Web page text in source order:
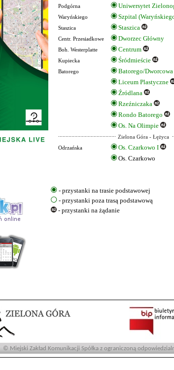
Podgórna Uniwersytet
Waryńskiego Szpital
Staszica Staszica
Centr. Przesiadkowe Dworzec Główny
Boh. Westerplatte Centrum
Kupiecka Śródmieście
Batorego
Batorego/Dworcowa
Liceum Plastyczne
Źródlana
Rzeźniczaka
Rondo Batorego
Os. Na Olimpie
Zielona Góra - Łężyca
Odrzańska
Os. Czarkowo I
Os. Czarkowo
- przystanki na trasie podstawowej
- przystanki poza trasą podstawową
- przystanki na żądanie
© Miejski Zakład Komunikacji Spółka z ograniczoną